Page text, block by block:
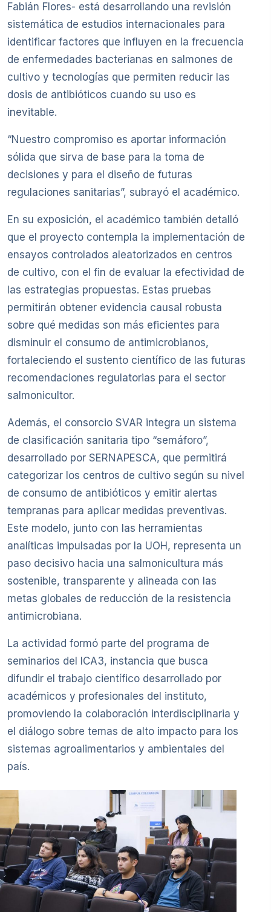
Fabián Flores- está desarrollando una revisión
sistemática de estudios internacionales para
identificar factores que influyen en la frecuencia
de enfermedades bacterianas en salmones de
cultivo y tecnologías que permiten reducir las
dosis de antibióticos cuando su uso es
inevitable.
“Nuestro compromiso es aportar información
sólida que sirva de base para la toma de
decisiones y para el diseño de futuras
regulaciones sanitarias”, subrayó el académico.
En su exposición, el académico también detalló
que el proyecto contempla la implementación de
ensayos controlados aleatorizados en centros
de cultivo, con el fin de evaluar la efectividad de
las estrategias propuestas. Estas pruebas
permitirán obtener evidencia causal robusta
sobre qué medidas son más eficientes para
disminuir el consumo de antimicrobianos,
fortaleciendo el sustento científico de las futuras
recomendaciones regulatorias para el sector
salmonicultor.
Además, el consorcio SVAR integra un sistema
de clasificación sanitaria tipo “semáforo”,
desarrollado por SERNAPESCA, que permitirá
categorizar los centros de cultivo según su nivel
de consumo de antibióticos y emitir alertas
tempranas para aplicar medidas preventivas.
Este modelo, junto con las herramientas
analíticas impulsadas por la UOH, representa un
paso decisivo hacia una salmonicultura más
sostenible, transparente y alineada con las
metas globales de reducción de la resistencia
antimicrobiana.
La actividad formó parte del programa de
seminarios del ICA3, instancia que busca
difundir el trabajo científico desarrollado por
académicos y profesionales del instituto,
promoviendo la colaboración interdisciplinaria y
el diálogo sobre temas de alto impacto para los
sistemas agroalimentarios y ambientales del
país.